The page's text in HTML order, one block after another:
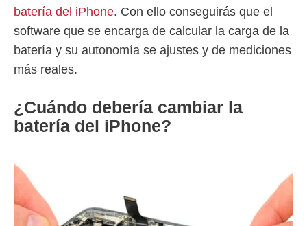
batería del iPhone. Con ello conseguirás que el
software que se encarga de calcular la carga de la
batería y su autonomía se ajustes y de mediciones
más reales.
¿Cuándo debería cambiar la
batería del iPhone?